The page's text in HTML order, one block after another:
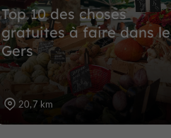
Top 10 des choses
gratuites à faire dans le
Gers
20,7 km